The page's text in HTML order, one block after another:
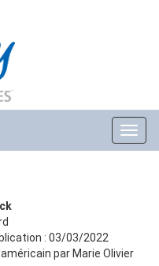
: 03/03/2022
par Marie Olivier